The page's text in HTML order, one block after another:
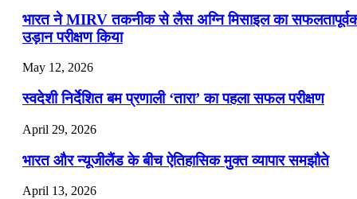
भारत ने MIRV तकनीक से लैस अग्नि मिसाइल का
उड़ान परीक्षण किया
May 12, 2026
स्वदेशी निर्देशित बम प्रणाली ‘तारा’ का पहला सफल परीक्षण
April 29, 2026
भारत और न्यूजीलैंड के बीच ऐतिहासिक मुक्त व्यापार समझौते
April 13, 2026